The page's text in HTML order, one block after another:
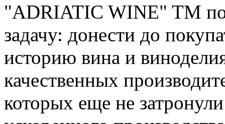
"ADRIATIC WINE" TM
задачу: донести до
историю вина и
качественных
которых еще не